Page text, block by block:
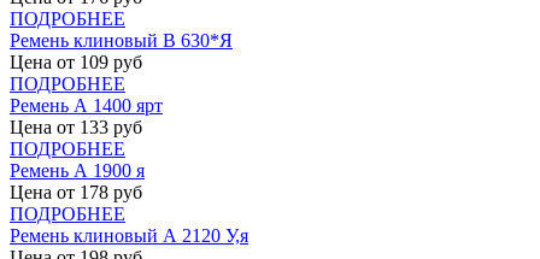
ПОДРОБНЕЕ
Ремень клиновый В 630*Я
Цена от 109 руб
ПОДРОБНЕЕ
Ремень А 1400 ярт
Цена от 133 руб
ПОДРОБНЕЕ
Ремень А 1900 я
Цена от 178 руб
ПОДРОБНЕЕ
Ремень клиновый А 2120 У,я